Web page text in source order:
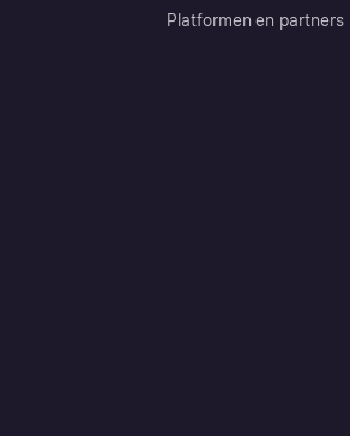
Platformen en partners